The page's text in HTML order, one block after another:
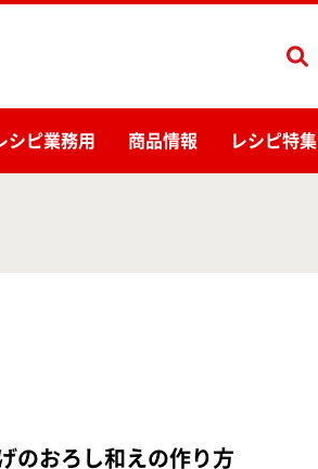
シピ業務用 商品情報 レシピ特集
のおろし和えの作り方